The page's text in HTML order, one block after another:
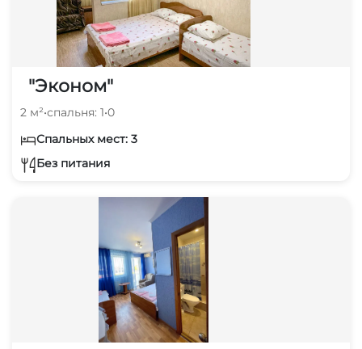
"Эконом"
2 м²•спальня: 1•0
Спальных мест: 3
Без питания